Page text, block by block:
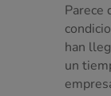
Parece
han
un